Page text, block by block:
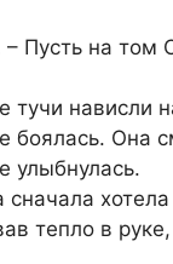
Пусть на том
нависли
боялась. Она
улыбнулась.
хотела
тепло в